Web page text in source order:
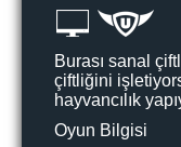
Burası sanal
çiftliğini
hayvancılık
Oyun Bilgisi